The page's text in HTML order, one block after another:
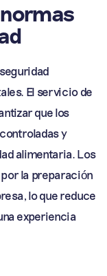
El servicio de
que los
y
alimentaria. Los
la preparación
lo que reduce
experiencia